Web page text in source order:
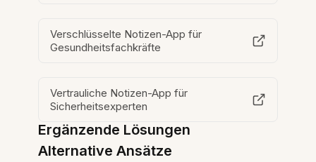
Verschlüsselte Notizen-App für
Gesundheitsfachkräfte
Vertrauliche Notizen-App für
Sicherheitsexperten
Ergänzende Lösungen
Alternative Ansätze